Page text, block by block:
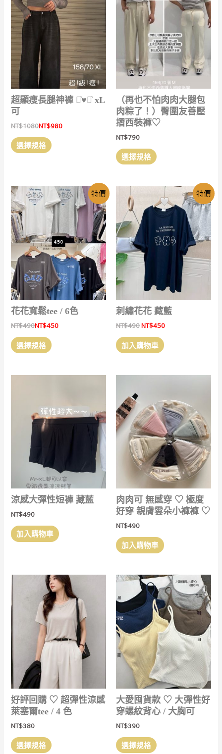
款
式。
面
選
在
產
品
頁
面
選
擇
選
超顯瘦長腿神褲 ⋆͛♥︎⋆͛ xL
可
NT$1080NT$980
選擇規格 產
多
種
款
式。
可
在
產
品
頁
面
選
擇
選
（再也不怕肉肉大腿包
肉粽了！）臀圍友善壓
摺西裝褲♡
NT$790
選擇規格 產
有
多
種
款
式。
可
頁
面
選
擇
項
特價
花花寬鬆tee / 6色
NT$490NT$450
選擇規格 產
款
式。
品
頁
面
選
項
特價
刺繡花花 藏藍
NT$490原
價
格：
NT$450目
加入購物車
涼感大彈性短褲 藏藍
NT$490
加入購物車
肉肉可 無感穿 ‎♡ 極度
好穿 親膚雲朵小褲褲 ‎♡
NT$490
加入購物車
好評回購 ‎♡ 超彈性涼感
萊塞爾tee / 4 色
NT$380
選擇規格 產
大愛囤貨款 ‎♡ 大彈性好
穿螺紋背心 / 大胸可
NT$390
選擇規格 產